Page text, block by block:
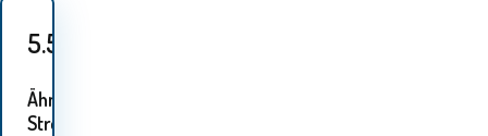
5.50
Ähnliche
Ströme: